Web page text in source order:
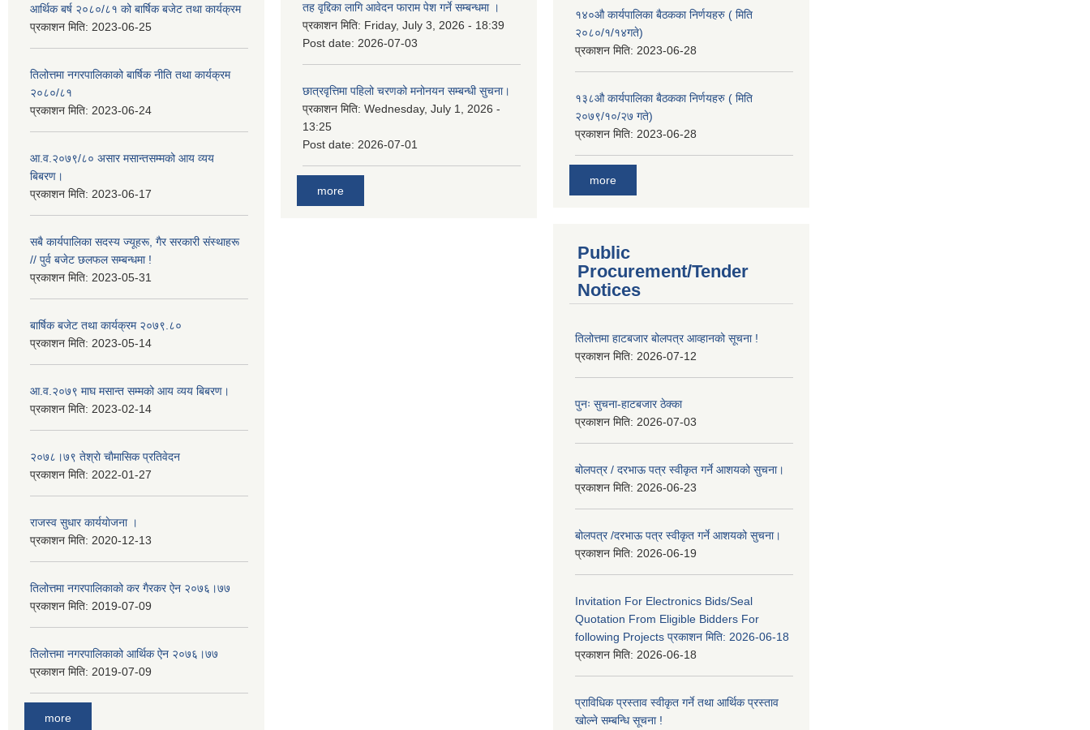
आर्थिक बर्ष २०८०/८१ को बार्षिक बजेट तथा कार्यक्रम
प्रकाशन मिति: 2023-06-25
तिलोत्तमा नगरपालिकाको बार्षिक नीति तथा कार्यक्रम
२०८०/८१
प्रकाशन मिति: 2023-06-24
आ.व.२०७९/८० असार मसान्तसम्मको आय व्यय
बिबरण।
प्रकाशन मिति: 2023-06-17
सबै कार्यपालिका सदस्य ज्यूहरू, गैर सरकारी संस्थाहरू
// पुर्व बजेट छलफल सम्बन्धमा !
प्रकाशन मिति: 2023-05-31
बार्षिक बजेट तथा कार्यक्रम २०७९.८०
प्रकाशन मिति: 2023-05-14
आ.व.२०७९ माघ मसान्त सम्मको आय व्यय बिबरण।
प्रकाशन मिति: 2023-02-14
२०७८।७९ तेश्राे चाैमासिक प्रतिवेदन
प्रकाशन मिति: 2022-01-27
राजस्व सुधार कार्ययाेजना ।
प्रकाशन मिति: 2020-12-13
तिलोत्तमा नगरपालिकाको कर गैरकर ऐन २०७६।७७
प्रकाशन मिति: 2019-07-09
तिलोत्तमा नगरपालिकाको आर्थिक ऐन २०७६।७७
प्रकाशन मिति: 2019-07-09
more
तह वृद्दिका लागि आवेदन फाराम पेश गर्ने सम्बन्धमा ।
प्रकाशन मिति: Friday, July 3, 2026 - 18:39
Post date: 2026-07-03
छात्रवृत्तिमा पहिलो चरणको मनोनयन सम्बन्धी सुचना।
प्रकाशन मिति: Wednesday, July 1, 2026 -
13:25
Post date: 2026-07-01
more
१४०औ कार्यपालिका बैठकका निर्णयहरु ( मिति
२०८०/१/१४गते)
प्रकाशन मिति: 2023-06-28
१३८औ कार्यपालिका बैठकका निर्णयहरु ( मिति
२०७९/१०/२७ गते)
प्रकाशन मिति: 2023-06-28
more
Public
Procurement/Tender
Notices
तिलोत्तमा हाटबजार बोलपत्र आव्हानको सूचना !
प्रकाशन मिति: 2026-07-12
पुनः सुचना-हाटबजार ठेक्का
प्रकाशन मिति: 2026-07-03
बोलपत्र / दरभाऊ पत्र स्वीकृत गर्ने आशयको सुचना।
प्रकाशन मिति: 2026-06-23
बोलपत्र /दरभाऊ पत्र स्वीकृत गर्ने आशयको सुचना।
प्रकाशन मिति: 2026-06-19
Invitation For Electronics Bids/Seal
Quotation From Eligible Bidders For
following Projects प्रकाशन मिति: 2026-06-18
प्रकाशन मिति: 2026-06-18
प्राविधिक प्रस्ताव स्वीकृत गर्ने तथा आर्थिक प्रस्ताव
खोल्ने सम्बन्धि सूचना !